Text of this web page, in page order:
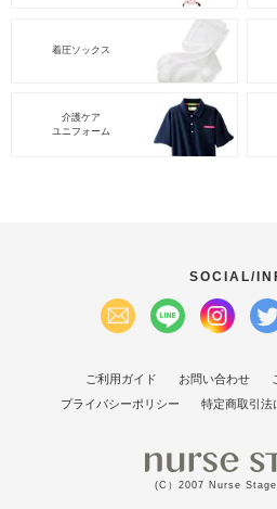
着圧ソックス
介護ケア
ユニフォーム
SOCIAL/
ご利用ガイド お問い合わせ
プライバシーポリシー
特定商取引法
(C）2007 Nurse